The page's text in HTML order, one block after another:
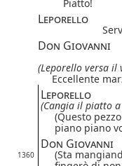
Piatto!
Leporello
Don Giovanni
(Leporello versa il
Eccellente
Leporello
(Cangia il piatto
(Questo
piano piano
Don Giovanni
1360
(Sta